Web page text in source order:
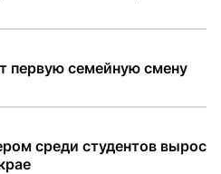
первую семейную смену
среди студентов вырос